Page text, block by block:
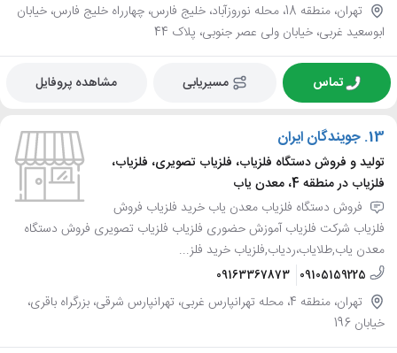
تهران، منطقه 18، محله نوروزآباد، خلیج فارس، چهارراه خلیج فارس، خیابان
ابوسعید غربی، خیابان ولی عصر جنوبی، پلاک 44
تماس مسیریابی مشاهده پروفایل
13. جویندگان ایران
تولید و فروش دستگاه فلزیاب، فلزیاب تصویری، فلزیاب،
فلزیاب در منطقه 4، معدن یاب
فروش دستگاه فلزیاب معدن یاب خرید فلزیاب فروش
فلزیاب شرکت فلزیاب آموزش حضوری فلزیاب فلزیاب تصویری فروش دستگاه
معدن یاب,طلایاب،ردیاب,فلزیاب خرید فلز...
09105159225
09163367873
تهران، منطقه 4، محله تهرانپارس غربی، تهرانپارس شرقی، بزرگراه باقری،
خیابان 196